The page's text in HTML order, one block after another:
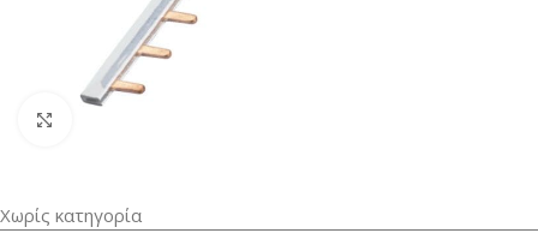
Χωρίς κατηγορία